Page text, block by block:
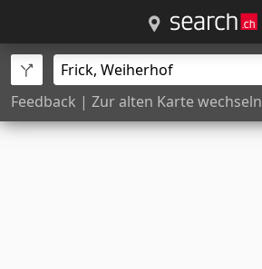
Feedback | Zur alten Karte wechseln